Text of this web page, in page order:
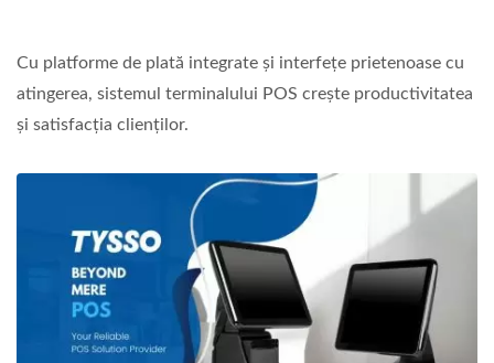
Cu platforme de plată integrate și interfețe prietenoase cu
atingerea, sistemul terminalului POS crește productivitatea
și satisfacția clienților.